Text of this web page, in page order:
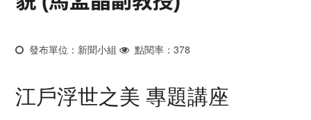
發布單位：新聞小組 點閱率：378
江戶浮世之美 專題講座